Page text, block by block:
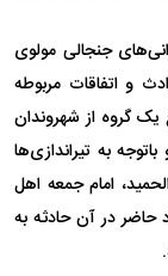
جنجالی مولوی
و اتفاقات مربوطه
یک گروه از شهروندان
به تیراندازی‌ها
امام جمعه اهل
که بیش از ۴۰ نفر از افراد حاضر در آن حادثه به